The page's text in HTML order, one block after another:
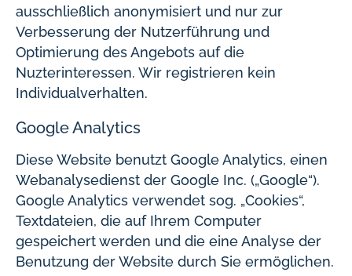
ausschließlich anonymisiert und nur zur
Verbesserung der Nutzerführung und
Optimierung des Angebots auf die
Nuzterinteressen. Wir registrieren kein
Individualverhalten.
Google Analytics
Diese Website benutzt Google Analytics, einen
Webanalysedienst der Google Inc. („Google“).
Google Analytics verwendet sog. „Cookies“,
Textdateien, die auf Ihrem Computer
gespeichert werden und die eine Analyse der
Benutzung der Website durch Sie ermöglichen.